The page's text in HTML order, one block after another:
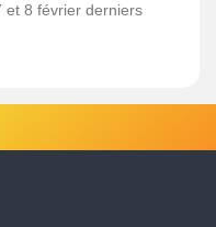
et 8 février derniers